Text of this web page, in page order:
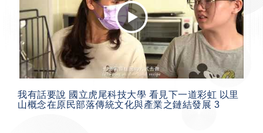
我有話要說 國立虎尾科技大學 看見下一道彩虹 以里
山概念在原民部落傳統文化與產業之鏈結發展 3